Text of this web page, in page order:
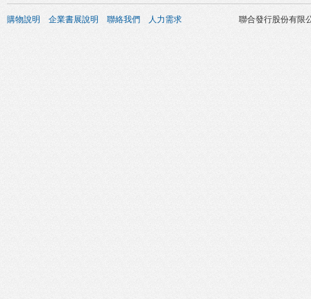
購物說明 企業書展說明 聯絡我們 人力需求 聯合發行股份有限